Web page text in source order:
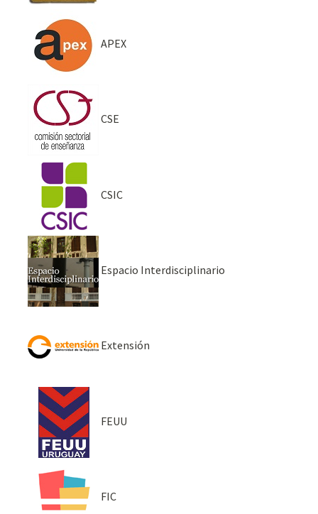
APEX
CSE
CSIC
Espacio Interdisciplinario
Extensión
FEUU
FIC